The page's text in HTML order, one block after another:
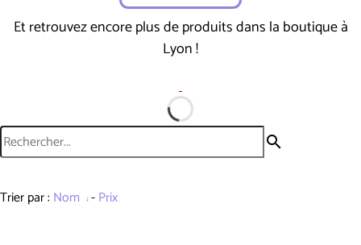
Et retrouvez encore plus de produits dans la boutique à
Lyon !
search
Trier par : Nom -Prix